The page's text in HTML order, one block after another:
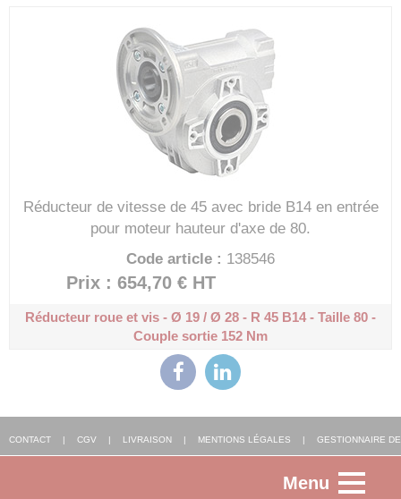
Menu
Réducteur de vitesse de 45 avec bride B14 en entrée
pour moteur hauteur d'axe de 80.
Code article : 138546
Prix : 654,70 € HT
Réducteur roue et vis - Ø 19 / Ø 28 - R 45 B14 - Taille 80 -
Couple sortie 152 Nm
CONTACT | CGV | LIVRAISON | MENTIONS LÉGALES | GESTIONNAIRE DE
: FGP SOLUTIONS